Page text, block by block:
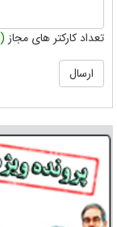
تعداد کارکتر های مجاز ( 200 )